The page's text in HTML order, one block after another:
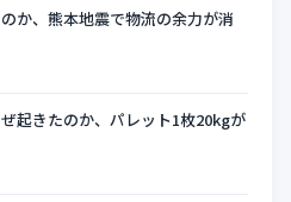
か、熊本地震で物流の余力が消
起きたのか、パレット1枚20kgが